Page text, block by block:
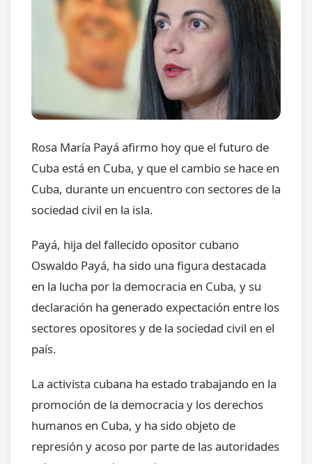
Rosa María Payá afirmo hoy que el futuro de
Cuba está en Cuba, y que el cambio se hace en
Cuba, durante un encuentro con sectores de la
sociedad civil en la isla.
Payá, hija del fallecido opositor cubano
Oswaldo Payá, ha sido una figura destacada
en la lucha por la democracia en Cuba, y su
declaración ha generado expectación entre los
sectores opositores y de la sociedad civil en el
país.
La activista cubana ha estado trabajando en la
promoción de la democracia y los derechos
humanos en Cuba, y ha sido objeto de
represión y acoso por parte de las autoridades